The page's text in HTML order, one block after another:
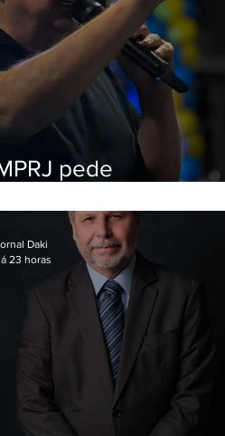
pede
Daki
23 horas